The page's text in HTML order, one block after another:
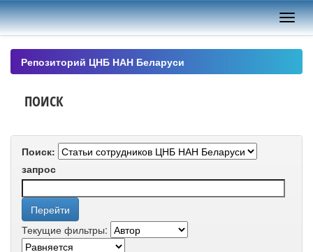
Skip
navigation
Репозиторий ЦНБ НАН Беларуси
ПОИСК
Поиск:
запрос
Текущие фильтры: